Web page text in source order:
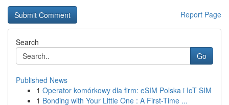
Report Page
Search
Go
Published News
1 Operator komórkowy dla firm: eSIM Polska i IoT SIM
1 Bonding with Your Little One : A First-Time ...